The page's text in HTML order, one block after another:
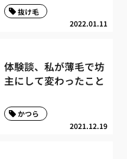
2022.01.11
抜け毛
体験談、私が薄毛で坊
主にして変わったこと
2021.12.19
かつら